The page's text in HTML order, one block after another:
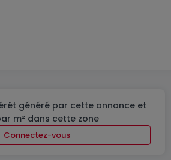
généré par cette annonce et
m² dans cette zone
Connectez-vous